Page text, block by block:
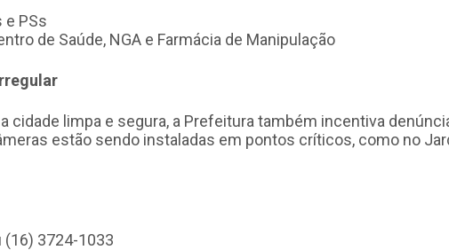
e PSs
de Saúde, NGA e Farmácia de Manipulação
cidade limpa e segura, a Prefeitura também incentiva
estão sendo instaladas em pontos críticos, como no
(16) 3724-1033